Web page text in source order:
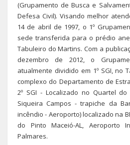
(Grupamento de Busca e
Defesa Civil). Visando melhor
14 de abril de 1997, o 1º
sede transferida para o prédio
Tabuleiro do Martins. Com a
dezembro de 2012, o
atualmente dividido em 1º SGI, no
complexo do Departamento de
2º SGI - Localizado no Quartel
Siqueira Campos - trapiche da
incêndio - Aeroporto) localizado na
do Pinto Maceió-AL, Aeroporto
Palmares.